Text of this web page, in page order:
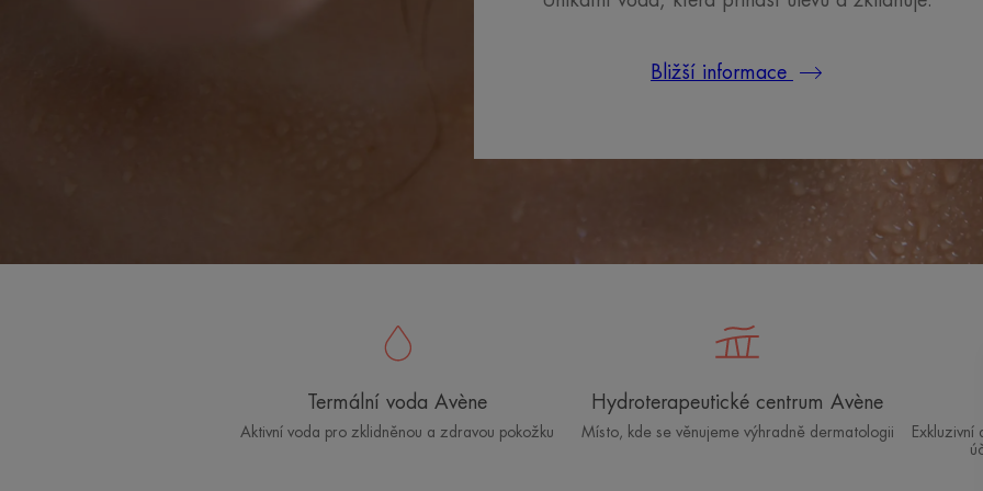
Bližší informace
Termální voda Avène
Aktivní voda pro zklidněnou a zdravou pokožku
Hydroterapeutické centrum Avène
Místo, kde se věnujeme výhradně dermatologii
Exkluzivní